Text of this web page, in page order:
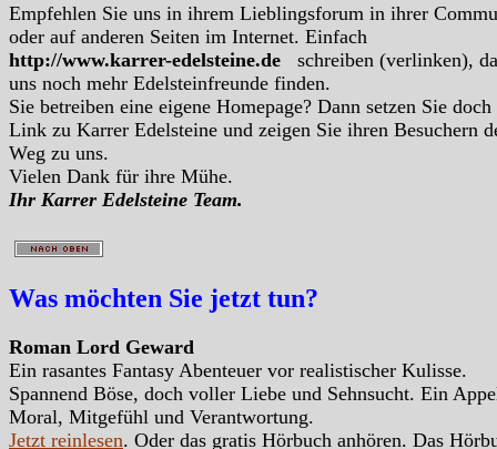
Empfehlen Sie uns in ihrem Lieblingsforum in ihrer
oder auf anderen Seiten im Internet. Einfach
http://www.karrer-edelsteine.de
schreiben (verlinken),
uns noch mehr Edelsteinfreunde finden.
Sie betreiben eine eigene Homepage? Dann setzen Sie doch
Link zu Karrer Edelsteine und zeigen Sie ihren Besuchern
Weg zu uns.
Vielen Dank für ihre Mühe.
Ihr Karrer Edelsteine Team.
Was möchten Sie jetzt tun?
Roman Lord Geward
Ein rasantes Fantasy Abenteuer vor realistischer Kulisse.
Spannend Böse, doch voller Liebe und Sehnsucht. Ein
Moral, Mitgefühl und Verantwortung.
Jetzt reinlesen. Oder das gratis Hörbuch anhören. Das